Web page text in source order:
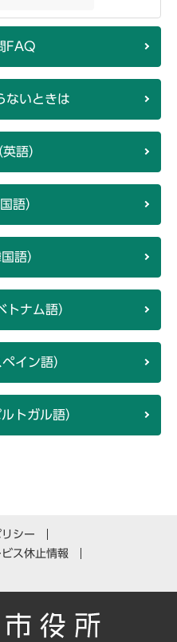
FAQ
ないときは
語）
語）
語）
ナム語）
イン語）
トガル語）
シー
ビス休止情報